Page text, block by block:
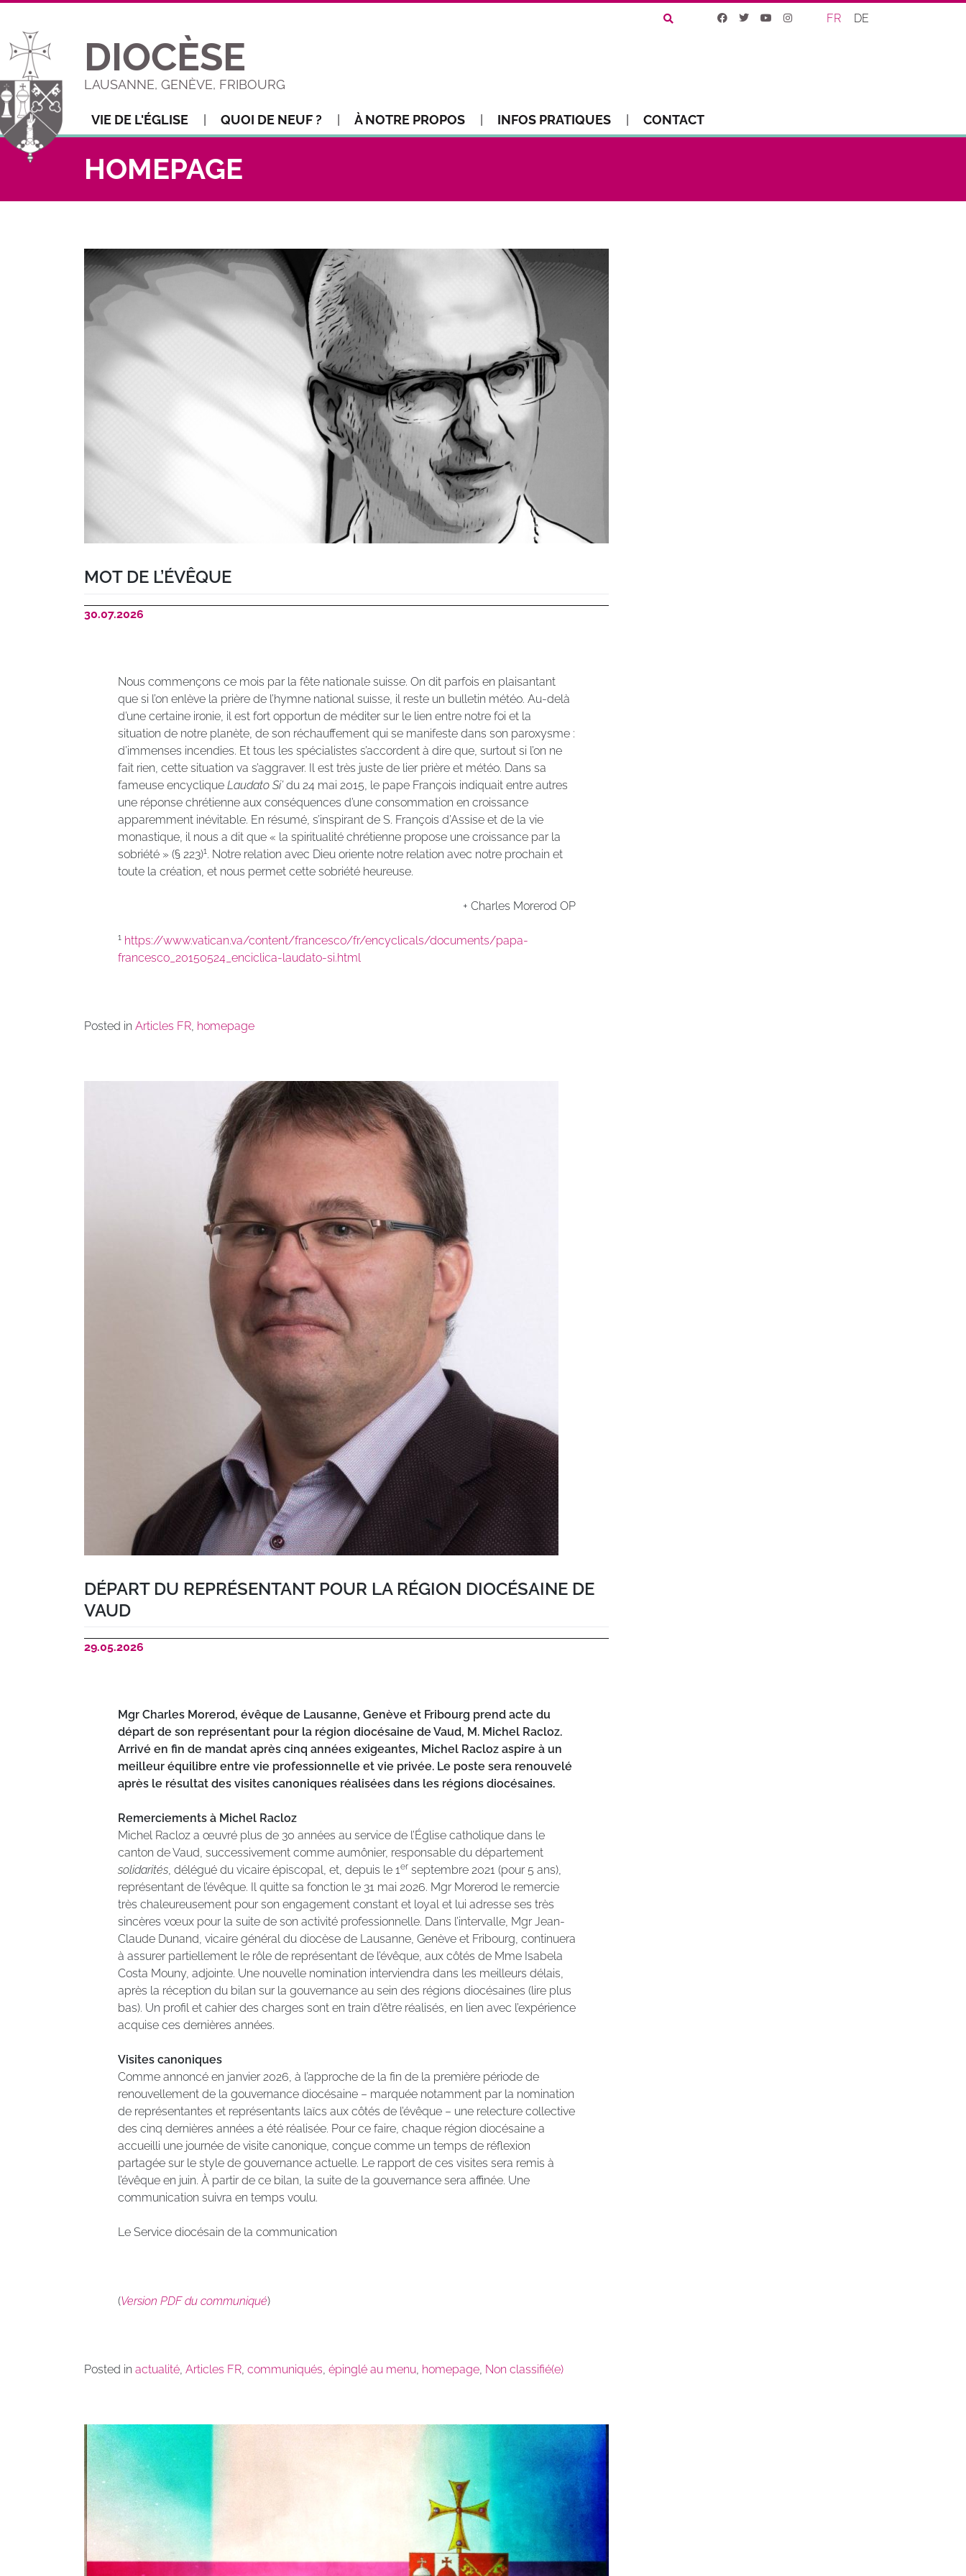
FR DE
DIOCÈSE
LAUSANNE, GENÈVE, FRIBOURG
VIE DE L'ÉGLISE QUOI DE NEUF ? À NOTRE PROPOS INFOS PRATIQUES CONTACT
HOMEPAGE
MOT DE L’ÉVÊQUE
30.07.2026
Nous commençons ce mois par la fête nationale suisse. On dit parfois en plaisantant
que si l’on enlève la prière de l’hymne national suisse, il reste un bulletin météo. Au-delà
d’une certaine ironie, il est fort opportun de méditer sur le lien entre notre foi et la
situation de notre planète, de son réchauffement qui se manifeste dans son paroxysme :
d’immenses incendies. Et tous les spécialistes s’accordent à dire que, surtout si l’on ne
fait rien, cette situation va s’aggraver. Il est très juste de lier prière et météo. Dans sa
fameuse encyclique Laudato Si’du 24 mai 2015, le pape François indiquait entre autres
une réponse chrétienne aux conséquences d’une consommation en croissance
apparemment inévitable. En résumé, s’inspirant de S. François d’Assise et de la vie
monastique, il nous a dit que « la spiritualité chrétienne propose une croissance par la
sobriété » (§ 223)1. Notre relation avec Dieu oriente notre relation avec notre prochain et
toute la création, et nous permet cette sobriété heureuse.
+ Charles Morerod OP
1 https://www.vatican.va/content/francesco/fr/encyclicals/documents/papa-
francesco_20150524_enciclica-laudato-si.html
Posted in Articles FR homepage
DÉPART DU REPRÉSENTANT POUR LA RÉGION DIOCÉSAINE DE
VAUD
29.05.2026
Mgr Charles Morerod, évêque de Lausanne, Genève et Fribourg prend acte du
départ de son représentant pour la région diocésaine de Vaud, M. Michel Racloz.
Arrivé en fin de mandat après cinq années exigeantes, Michel Racloz aspire à un
meilleur équilibre entre vie professionnelle et vie privée. Le poste sera renouvelé
après le résultat des visites canoniques réalisées dans les régions diocésaines.
Remerciements à Michel Racloz
Michel Racloz a œuvré plus de 30 années au service de l’Église catholique dans le
canton de Vaud, successivement comme aumônier, responsable du département
solidarités, délégué du vicaire épiscopal, et, depuis le 1er septembre 2021 (pour 5 ans),
représentant de l’évêque. Il quitte sa fonction le 31 mai 2026. Mgr Morerod le remercie
très chaleureusement pour son engagement constant et loyal et lui adresse ses très
sincères vœux pour la suite de son activité professionnelle. Dans l’intervalle, Mgr Jean-
Claude Dunand, vicaire général du diocèse de Lausanne, Genève et Fribourg, continuera
à assurer partiellement le rôle de représentant de l’évêque, aux côtés de Mme Isabela
Costa Mouny, adjointe. Une nouvelle nomination interviendra dans les meilleurs délais,
après la réception du bilan sur la gouvernance au sein des régions diocésaines (lire plus
bas). Un profil et cahier des charges sont en train d’être réalisés, en lien avec l’expérience
acquise ces dernières années.
Visites canoniques
Comme annoncé en janvier 2026, à l’approche de la fin de la première période de
renouvellement de la gouvernance diocésaine – marquée notamment par la nomination
de représentantes et représentants laïcs aux côtés de l’évêque – une relecture collective
des cinq dernières années a été réalisée. Pour ce faire, chaque région diocésaine a
accueilli une journée de visite canonique, conçue comme un temps de réflexion
partagée sur le style de gouvernance actuelle. Le rapport de ces visites sera remis à
l’évêque en juin. À partir de ce bilan, la suite de la gouvernance sera affinée. Une
communication suivra en temps voulu.
Le Service diocésain de la communication
(Version PDF du communiqué)
Posted in actualité Articles FR communiqués épinglé au menu homepage Non classifié(e)